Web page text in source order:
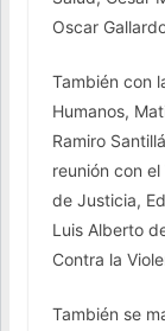
Oscar
También con
Humanos,
Ramiro
reunión con
de Justicia,
Luis Alberto
Contra la
También se